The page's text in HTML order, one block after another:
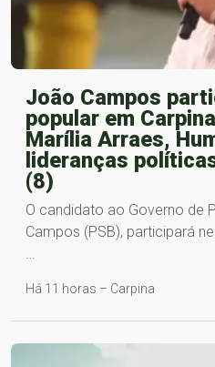
João Campos
popular em
Marília Arraes,
lideranças
(8)
O candidato ao Governo de
Campos (PSB), participará
…
Há 11 horas – Carpina